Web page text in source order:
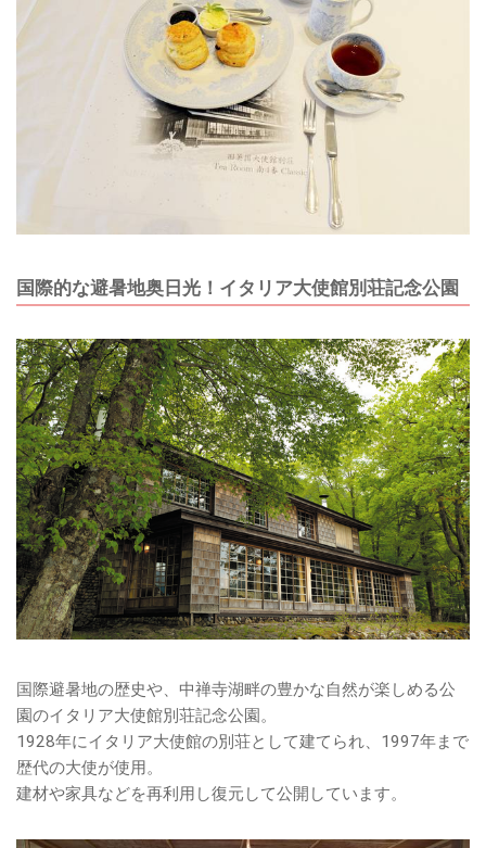
国際的な避暑地奥日光！イタリア大使館別荘記念公園
国際避暑地の歴史や、中禅寺湖畔の豊かな自然が楽しめる公
園のイタリア大使館別荘記念公園。
1928年にイタリア大使館の別荘として建てられ、1997年まで
歴代の大使が使用。
建材や家具などを再利用し復元して公開しています。